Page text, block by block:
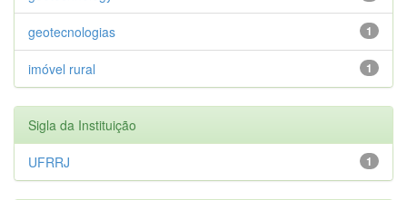
1
geotecnologias
1
imóvel rural
Sigla da Instituição
1
UFRRJ